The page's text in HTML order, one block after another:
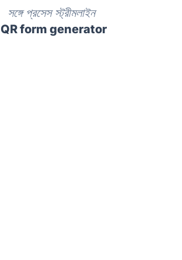
সঙ্গে প্রসেস স্ট্রীমলাইন
QR form generator